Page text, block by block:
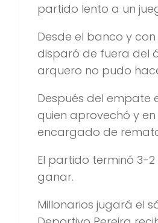
partido lento a un
Desde el banco y
disparó de fuera del
arquero no pudo
Después del empate
quien aprovechó y
encargado de
El partido terminó 3-
ganar.
Millonarios jugará el